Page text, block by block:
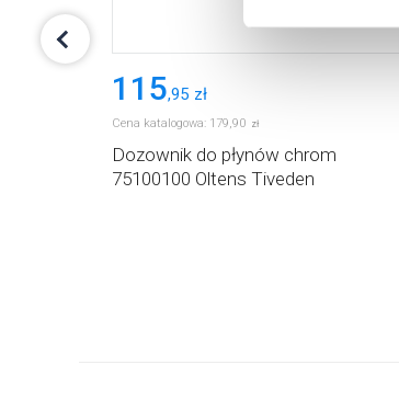
115,95 zł
Cena katalogowa: 179,90 zł
Dozownik do płynów chrom
75100100 Oltens Tiveden